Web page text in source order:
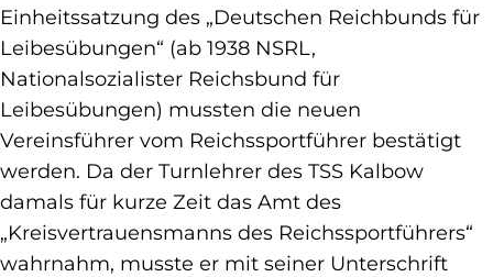
Einheitssatzung des „Deutschen Reichbunds für
Leibesübungen“ (ab 1938 NSRL,
Nationalsozialister Reichsbund für
Leibesübungen) mussten die neuen
Vereinsführer vom Reichssportführer bestätigt
werden. Da der Turnlehrer des TSS Kalbow
damals für kurze Zeit das Amt des
„Kreisvertrauensmanns des Reichssportführers“
wahrnahm, musste er mit seiner Unterschrift